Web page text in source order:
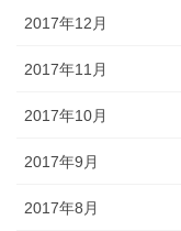
2017年12月
2017年11月
2017年10月
2017年9月
2017年8月